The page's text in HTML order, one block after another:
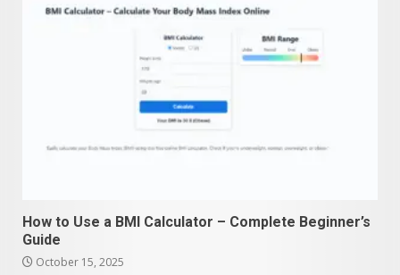
How to Use a BMI Calculator – Complete Beginner’s
Guide
October 15, 2025